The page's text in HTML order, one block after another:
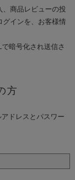
、商品レビューの投
グインを、お客様情
暗号化され送信さ
方
ドレスとパスワー